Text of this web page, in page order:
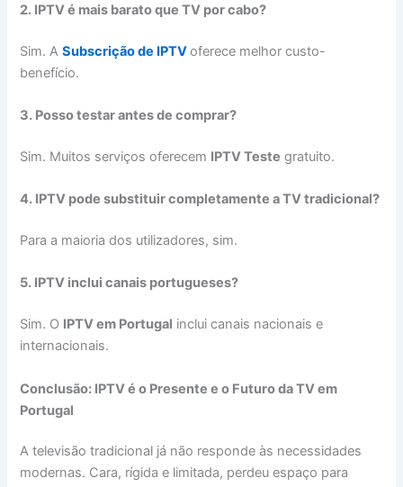
2. IPTV é mais barato que TV por cabo?
Sim. ASubscrição de IPTVoferece melhor custo-
benefício.
3. Posso testar antes de comprar?
Sim. Muitos serviços oferecem IPTV Teste gratuito.
4. IPTV pode substituir completamente a TV tradicional?
Para a maioria dos utilizadores, sim.
5. IPTV inclui canais portugueses?
Sim. O IPTV em Portugal inclui canais nacionais e
internacionais.
Conclusão: IPTV é o Presente e o Futuro da TV em
Portugal
A televisão tradicional já não responde às necessidades
modernas. Cara, rígida e limitada, perdeu espaço para